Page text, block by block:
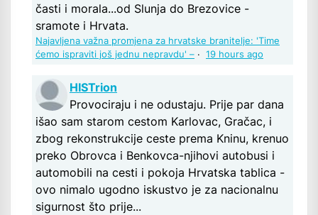
časti i morala...od Slunja do Brezovice -
sramote i Hrvata.
Najavljena važna promjena za hrvatske branitelje: 'Time
ćemo ispraviti još jednu nepravdu' – · 19 hours ago
HISTrion
Provociraju i ne odustaju. Prije par dana
išao sam starom cestom Karlovac, Gračac, i
zbog rekonstrukcije ceste prema Kninu, krenuo
preko Obrovca i Benkovca-njihovi autobusi i
automobili na cesti i pokoja Hrvatska tablica -
ovo nimalo ugodno iskustvo je za nacionalnu
sigurnost što prije...